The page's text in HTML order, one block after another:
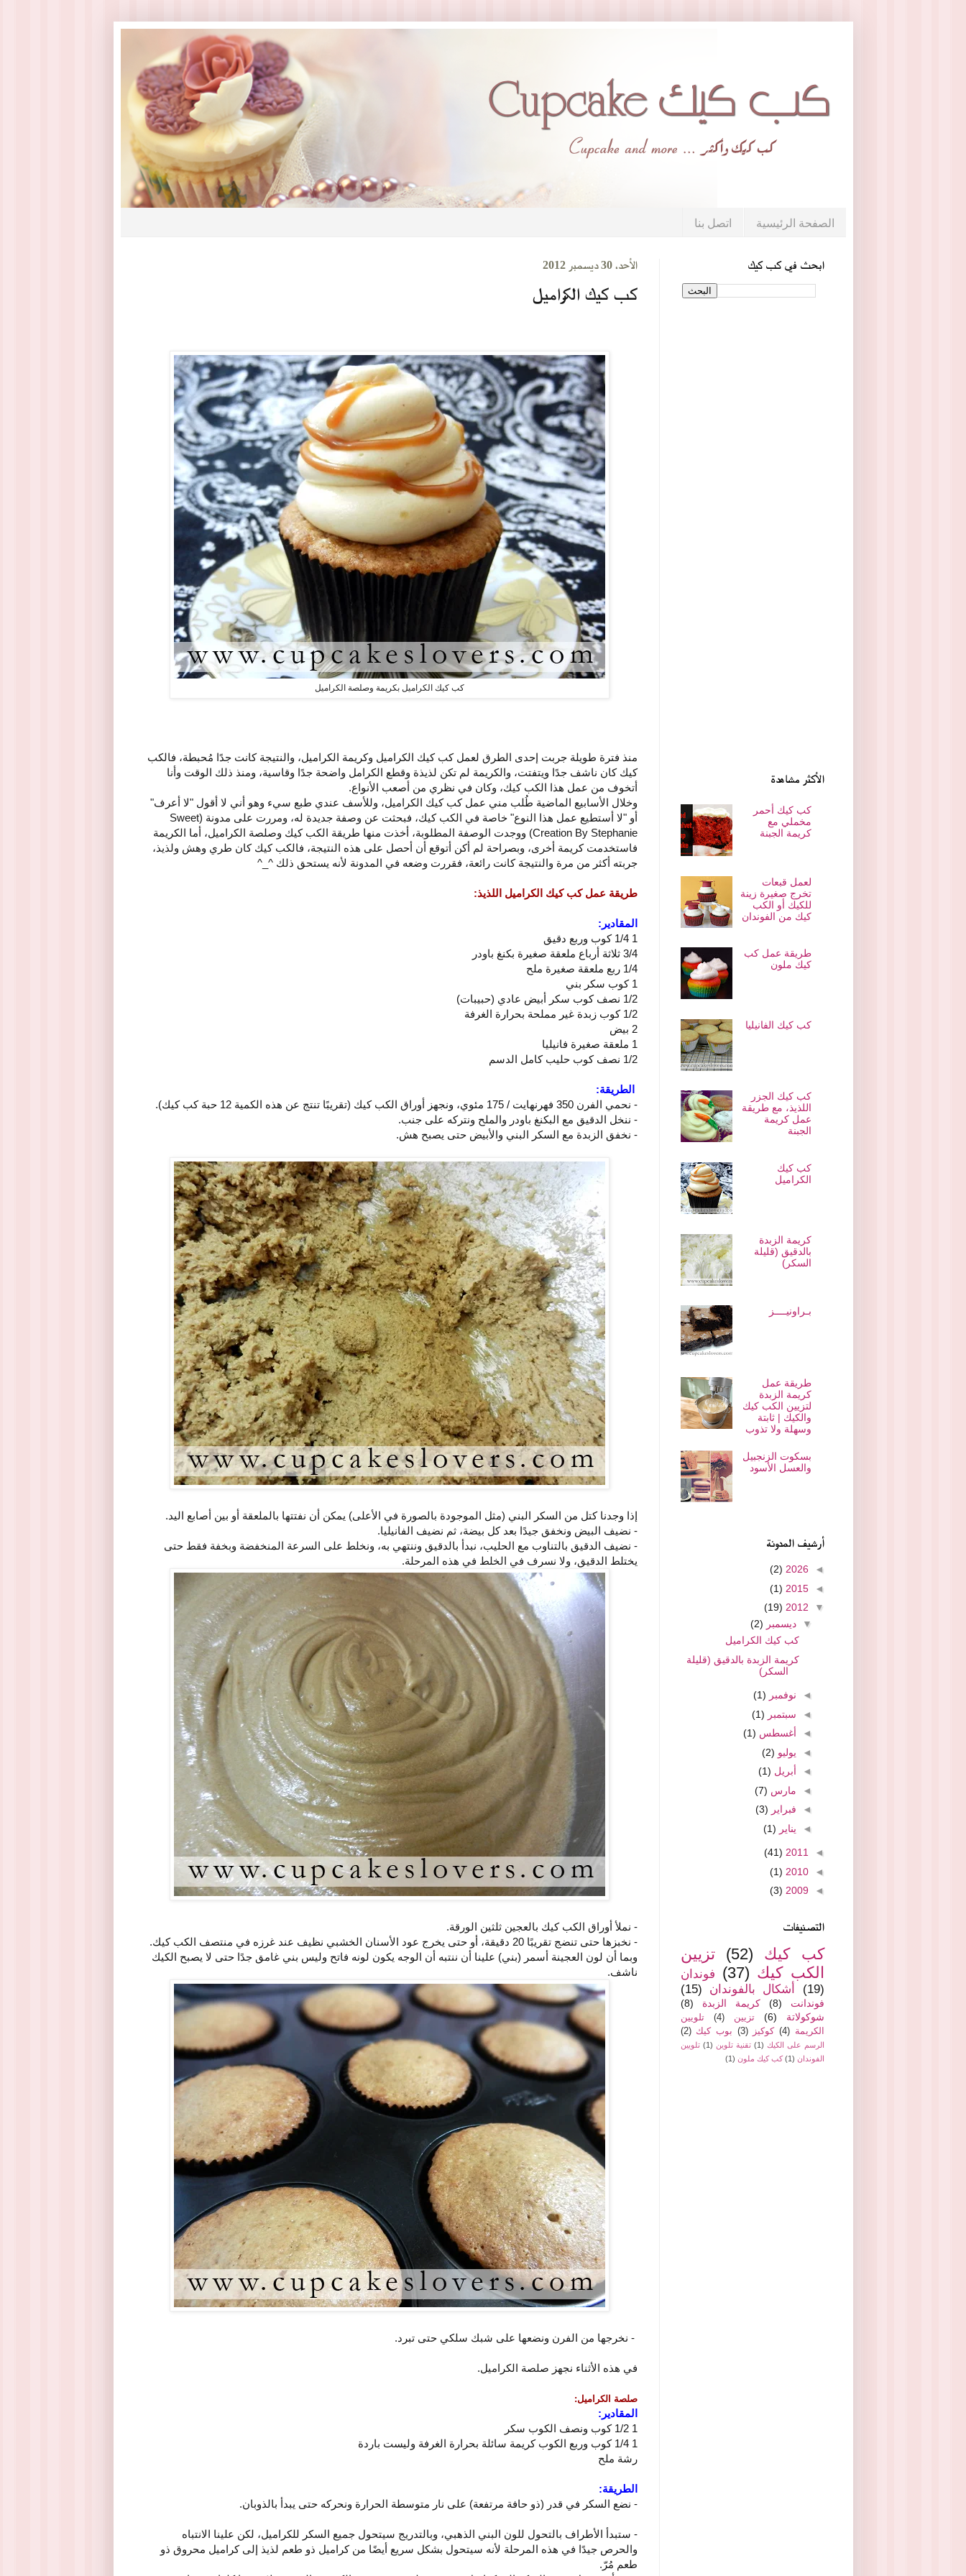
الصفحة الرئيسية اتصل بنا
الأحد، 30 ديسمبر 2012
كب كيك الكراميل
كب كيك الكراميل بكريمة وصلصة الكراميل
منذ فترة طويلة جربت إحدى الطرق لعمل كب كيك الكراميل وكريمة الكراميل، والنتيجة كانت جدًا مُحبطة، فالكب
كيك كان ناشف جدًا ويتفتت، والكريمة لم تكن لذيذة وقطع الكرامل واضحة جدًا وقاسية، ومنذ ذلك الوقت وأنا
أتخوف من عمل هذا الكب كيك، وكان في نظري من أصعب الأنواع.
وخلال الأسابيع الماضية طُلب مني عمل كب كيك الكراميل، وللأسف عندي طبع سيء وهو أني لا أقول "لا أعرف"
أو "لا أستطيع عمل هذا النوع" خاصة في الكب كيك، فبحثت عن وصفة جديدة له، ومررت على مدونة (Sweet
Creation By Stephanie) ووجدت الوصفة المطلوبة، أخذت منها طريقة الكب كيك وصلصة الكراميل، أما الكريمة
فاستخدمت كريمة أخرى، وبصراحة لم أكن أتوقع أن أحصل على هذه النتيجة، فالكب كيك كان طري وهش ولذيذ،
جربته أكثر من مرة والنتيجة كانت رائعة، فقررت وضعه في المدونة لأنه يستحق ذلك ^_^
طريقة عمل كب كيك الكراميل اللذيذ:
المقادير:
1 1/4 كوب وربع دقيق
3/4 ثلاثة أرباع ملعقة صغيرة بكنغ باودر
1/4 ربع ملعقة صغيرة ملح
1 كوب سكر بني
1/2 نصف كوب سكر أبيض عادي (حبيبات)
1/2 كوب زبدة غير مملحة بحرارة الغرفة
2 بيض
1 ملعقة صغيرة فانيليا
1/2 نصف كوب حليب كامل الدسم
الطريقة:
- نحمي الفرن 350 فهرنهايت / 175 مئوي، ونجهز أوراق الكب كيك (تقريبًا تنتج عن هذه الكمية 12 حبة كب كيك).
- ننخل الدقيق مع البكنغ باودر والملح ونتركه على جنب.
- نخفق الزبدة مع السكر البني والأبيض حتى يصبح هش.
إذا وجدنا كتل من السكر البني (مثل الموجودة بالصورة في الأعلى) يمكن أن نفتتها بالملعقة أو بين أصابع اليد.
- نضيف البيض ونخفق جيدًا بعد كل بيضة، ثم نضيف الفانيليا.
- نضيف الدقيق بالتناوب مع الحليب، نبدأ بالدقيق وننتهي به، ونخلط على السرعة المنخفضة وبخفة فقط حتى
يختلط الدقيق، ولا نسرف في الخلط في هذه المرحلة.
- نملأ أوراق الكب كيك بالعجين ثلثين الورقة.
- نخبزها حتى تنضج تقريبًا 20 دقيقة، أو حتى يخرج عود الأسنان الخشبي نظيف عند غرزه في منتصف الكب كيك.
وبما أن لون العجينة أسمر (بني) علينا أن ننتبه أن الوجه يكون لونه فاتح وليس بني غامق جدًا حتى لا يصبح الكيك
ناشف.
- نخرجها من الفرن ونضعها على شبك سلكي حتى تبرد.
في هذه الأثناء نجهز صلصة الكراميل.
صلصة الكراميل:
المقادير:
1 1/2 كوب ونصف الكوب سكر
1 1/4 كوب وربع الكوب كريمة سائلة بحرارة الغرفة وليست باردة
رشة ملح
الطريقة:
- نضع السكر في قدر (ذو حافة مرتفعة) على نار متوسطة الحرارة ونحركه حتى يبدأ بالذوبان.
- ستبدأ الأطراف بالتحول للون البني الذهبي، وبالتدريج سيتحول جميع السكر للكراميل، لكن علينا الانتباه
والحرص جيدًا في هذه المرحلة لأنه سيتحول بشكل سريع أيضًا من كراميل ذو طعم لذيذ إلى كراميل محروق ذو
طعم مُرّ.
ابحث في كب كيك
الأكثر مشاهدة
كب كيك أحمر
مخملي مع
كريمة الجبنة
لعمل قبعات
تخرج صغيرة زينة
للكيك أو الكب
كيك من الفوندان
طريقة عمل كب
كيك ملون
كب كيك الفانيليا
كب كيك الجزر
اللذيذ، مع طريقة
عمل كريمة
الجبنة
كب كيك
الكراميل
كريمة الزبدة
بالدقيق (قليلة
السكر)
بـراونيــــز
طريقة عمل
كريمة الزبدة
لتزيين الكب كيك
والكيك | ثابتة
وسهلة ولا تذوب
بسكوت الزنجبيل
والعسل الأسود
أرشيف المدونة
◄
2026
(2)
◄
2015
(1)
▼
2012
(19)
▼ديسمبر (2)
كب كيك الكراميل
كريمة الزبدة بالدقيق (قليلة
السكر)
◄ نوفمبر (1)
◄ سبتمبر (1)
◄ أغسطس (1)
◄ يوليو (2)
◄ أبريل (1)
◄ مارس (7)
◄ فبراير (3)
◄ يناير (1)
◄
2011
(41)
◄
2010
(1)
◄
2009
(3)
التصنيفات
كب كيك (52)
تزيين
الكب كيك (37)
فوندان
(19)
أشكال بالفوندان (15)
فوندانت (8) كريمة الزبدة
(8)
شوكولاتة
(6) تزيين (4)
تلويين
الكريمة (4) كوكيز (3) بوب كيك (2)
الرسم على الكيك (1) تقنية تلوين (1) تلويين
الفوندان (1) كب كيك ملون (1)